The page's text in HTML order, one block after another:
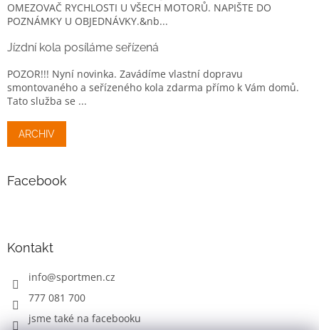
OMEZOVAČ RYCHLOSTI U VŠECH MOTORŮ. NAPIŠTE DO
POZNÁMKY U OBJEDNÁVKY.&nb...
Jízdní kola posíláme seřízená
POZOR!!! Nyní novinka. Zavádíme vlastní dopravu
smontovaného a seřízeného kola zdarma přímo k Vám domů.
Tato služba se ...
ARCHIV
Facebook
Kontakt
info@sportmen.cz
777 081 700
jsme také na facebooku